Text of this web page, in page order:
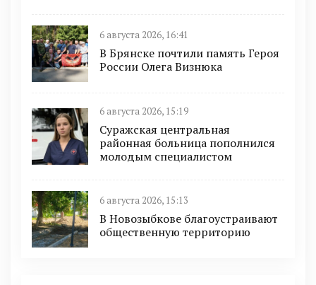
6 августа 2026, 16:41
В Брянске почтили память Героя
России Олега Визнюка
6 августа 2026, 15:19
Суражская центральная
районная больница пополнился
молодым специалистом
6 августа 2026, 15:13
В Новозыбкове благоустраивают
общественную территорию